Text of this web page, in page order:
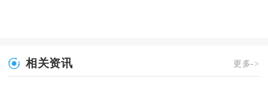
相关资讯 更多->